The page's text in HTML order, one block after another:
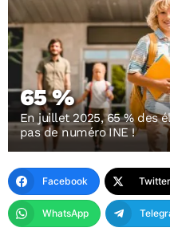
65 %
En juillet 2025, 65 % des
pas de numéro INE !
Facebook Twitter
WhatsApp